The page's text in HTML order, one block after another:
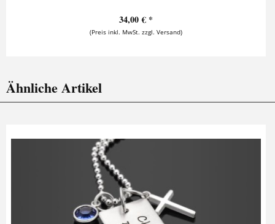
34,00 € *
(Preis inkl. MwSt. zzgl. Versand)
Ähnliche Artikel